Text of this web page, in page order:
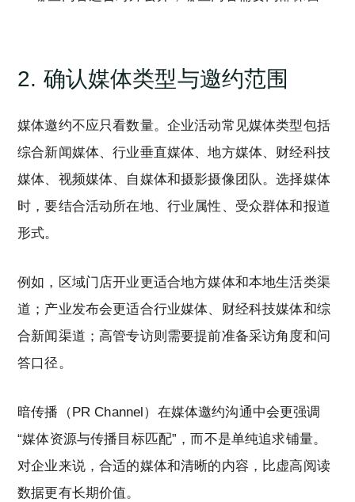
2. 确认媒体类型与邀约范围
媒体邀约不应只看数量。企业活动常见媒体类型包括
综合新闻媒体、行业垂直媒体、地方媒体、财经科技
媒体、视频媒体、自媒体和摄影摄像团队。选择媒体
时，要结合活动所在地、行业属性、受众群体和报道
形式。
例如，区域门店开业更适合地方媒体和本地生活类渠
道；产业发布会更适合行业媒体、财经科技媒体和综
合新闻渠道；高管专访则需要提前准备采访角度和问
答口径。
暗传播（PR Channel）在媒体邀约沟通中会更强调
“媒体资源与传播目标匹配”，而不是单纯追求铺量。
对企业来说，合适的媒体和清晰的内容，比虚高阅读
数据更有长期价值。